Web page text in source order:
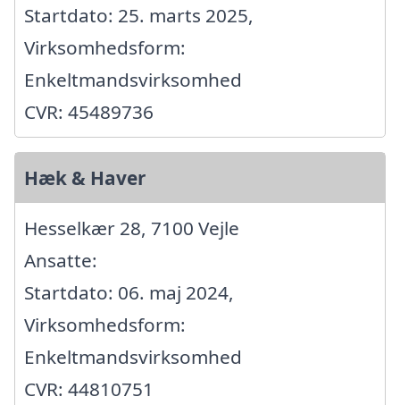
Startdato: 25. marts 2025,
Virksomhedsform:
Enkeltmandsvirksomhed
CVR: 45489736
Hæk & Haver
Hesselkær 28, 7100 Vejle
Ansatte:
Startdato: 06. maj 2024,
Virksomhedsform:
Enkeltmandsvirksomhed
CVR: 44810751